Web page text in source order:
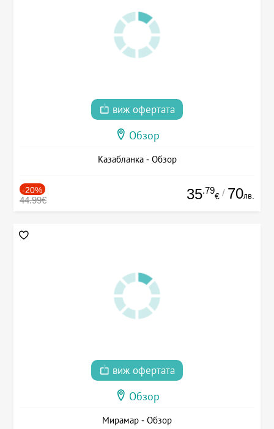
виж офертата
Обзор
Казабланка - Обзор
-20%
44.99€ 35.79
€ / 70лв.
виж офертата
Обзор
Мирамар - Обзор